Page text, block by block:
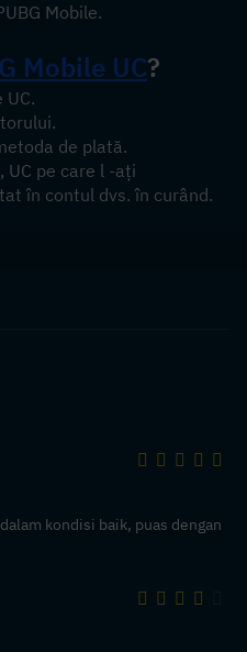
Mobile.
Mobile UC?
UC.
de plată.
UC pe care l -ați
în contul dvs. în curând.
kondisi baik, puas dengan